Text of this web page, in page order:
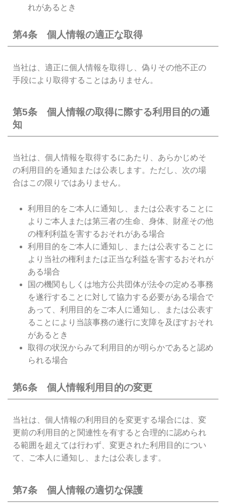
れがあるとき
第4条 個人情報の適正な取得
当社は、適正に個人情報を取得し、偽りその他不正の
手段により取得することはありません。
第5条 個人情報の取得に際する利用目的の通
知
当社は、個人情報を取得するにあたり、あらかじめそ
の利用目的を通知または公表します。ただし、次の場
合はこの限りではありません。
利用目的をご本人に通知し、または公表することに
よりご本人または第三者の生命、身体、財産その他
の権利利益を害するおそれがある場合
利用目的をご本人に通知し、または公表することに
より当社の権利または正当な利益を害するおそれが
ある場合
国の機関もしくは地方公共団体が法令の定める事務
を遂行することに対して協力する必要がある場合で
あって、利用目的をご本人に通知し、または公表す
ることにより当該事務の遂行に支障を及ぼすおそれ
があるとき
取得の状況からみて利用目的が明らかであると認め
られる場合
第6条 個人情報利用目的の変更
当社は、個人情報の利用目的を変更する場合には、変
更前の利用目的と関連性を有すると合理的に認められ
る範囲を超えては行わず、変更された利用目的につい
て、ご本人に通知し、または公表します。
第7条 個人情報の適切な保護